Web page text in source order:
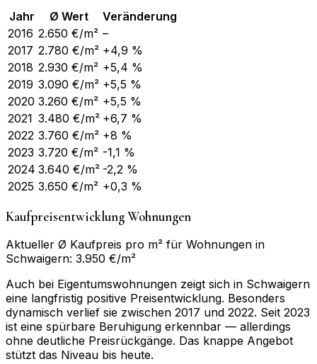
Jahr Ø Wert
Veränderung
2016 2.650 €/m² –
2017 2.780 €/m² +4,9 %
2018 2.930 €/m² +5,4 %
2019 3.090 €/m² +5,5 %
2020 3.260 €/m² +5,5 %
2021 3.480 €/m² +6,7 %
2022 3.760 €/m² +8 %
2023 3.720 €/m² -1,1 %
2024 3.640 €/m² -2,2 %
2025 3.650 €/m² +0,3 %
Kaufpreisentwicklung Wohnungen
Aktueller Ø Kaufpreis pro m² für Wohnungen in
Schwaigern: 3.950 €/m²
Auch bei Eigentumswohnungen zeigt sich in Schwaigern
eine langfristig positive Preisentwicklung. Besonders
dynamisch verlief sie zwischen 2017 und 2022. Seit 2023
ist eine spürbare Beruhigung erkennbar — allerdings
ohne deutliche Preisrückgänge. Das knappe Angebot
stützt das Niveau bis heute.